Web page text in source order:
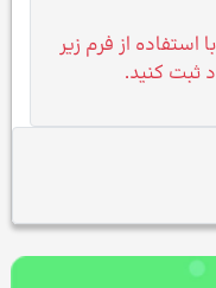
از فرم زیر
ثبت کنید.